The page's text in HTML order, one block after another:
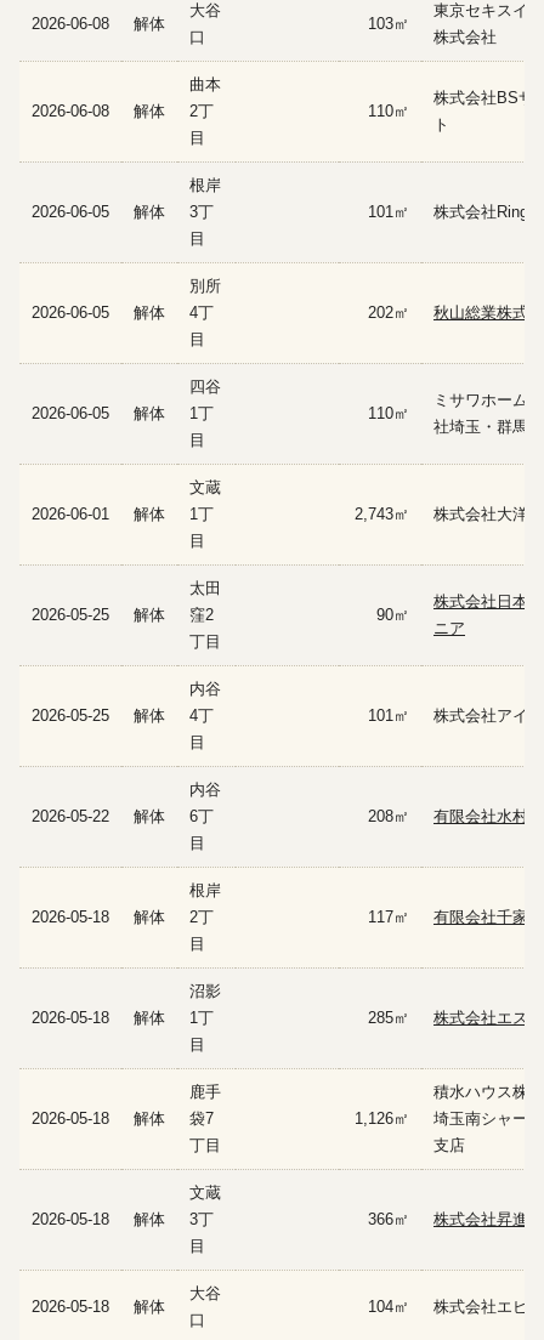
2026-06-08 解体
大谷
口
103㎡
東京セキスイ
株式会社
2026-06-08 解体
曲本
2丁
目
110㎡
株式会社BSサ
ト
2026-06-05 解体
根岸
3丁
目
101㎡ 株式会社Ring
2026-06-05 解体
別所
4丁
目
202㎡ 秋山総業株式
2026-06-05 解体
四谷
1丁
目
110㎡
ミサワホーム
社埼玉・群馬
2026-06-01 解体
文蔵
1丁
目
2,743㎡ 株式会社大洋
2026-05-25 解体
太田
窪2
丁目
90㎡
株式会社日本
ニア
2026-05-25 解体
内谷
4丁
目
101㎡ 株式会社アイ
2026-05-22 解体
内谷
6丁
目
208㎡ 有限会社水村
2026-05-18 解体
根岸
2丁
目
117㎡ 有限会社千家
2026-05-18 解体
沼影
1丁
目
285㎡ 株式会社エス
2026-05-18 解体
鹿手
袋7
丁目
1,126㎡
積水ハウス株
埼玉南シャー
支店
2026-05-18 解体
文蔵
3丁
目
366㎡ 株式会社昇進
2026-05-18 解体
大谷
口
104㎡ 株式会社エビ